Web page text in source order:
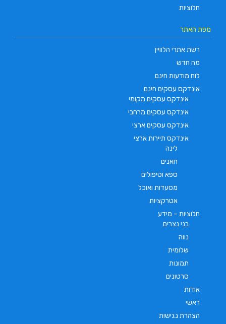
חלוציות
מפת האתר
רשת אתרי הלוויין
מה חדש
לוח מודעות חינם
אינדקס עסקים חינם
אינדקס עסקים מקומי
אינדקס עסקים מרחבי
אינדקס עסקים ארצי
אינדקס תיירות ארצי
לינה
חאנים
ספא וטיפולים
מסעדות ואוכל
אטרקציות
חלוציות – מידע
בני נצרים
נווה
שלומית
תמונות
סרטונים
אודות
ראשי
הצהרת נגישות